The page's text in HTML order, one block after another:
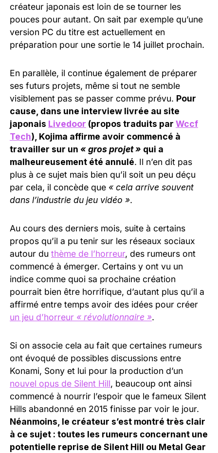
créateur japonais est loin de se tourner les
pouces pour autant. On sait par exemple qu’une
version PC du titre est actuellement en
préparation pour une sortie le 14 juillet prochain.
En parallèle, il continue également de préparer
ses futurs projets, même si tout ne semble
visiblement pas se passer comme prévu. Pour
cause, dans une interview livrée au site
japonais Livedoor (propos traduits par Wccf
Tech), Kojima affirme avoir commencé à
travailler sur un « gros projet » qui a
malheureusement été annulé. Il n’en dit pas
plus à ce sujet mais bien qu’il soit un peu déçu
par cela, il concède que « cela arrive souvent
dans l’industrie du jeu vidéo ».
Au cours des derniers mois, suite à certains
propos qu’il a pu tenir sur les réseaux sociaux
autour du thème de l’horreur, des rumeurs ont
commencé à émerger. Certains y ont vu un
indice comme quoi sa prochaine création
pourrait bien être horrifique, d’autant plus qu’il a
affirmé entre temps avoir des idées pour créer
un jeu d’horreur « révolutionnaire ».
Si on associe cela au fait que certaines rumeurs
ont évoqué de possibles discussions entre
Konami, Sony et lui pour la production d’un
nouvel opus de Silent Hill, beaucoup ont ainsi
commencé à nourrir l’espoir que le fameux Silent
Hills abandonné en 2015 finisse par voir le jour.
Néanmoins, le créateur s’est montré très clair
à ce sujet : toutes les rumeurs concernant une
potentielle reprise de Silent Hill ou Metal Gear